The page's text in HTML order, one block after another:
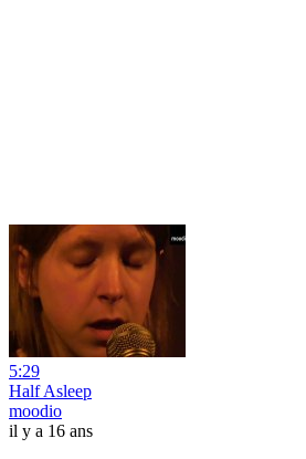
5:29
Half Asleep
moodio
il y a 16 ans